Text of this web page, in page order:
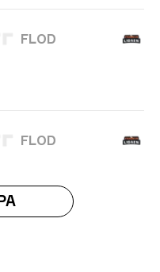
FLOD
FLOD